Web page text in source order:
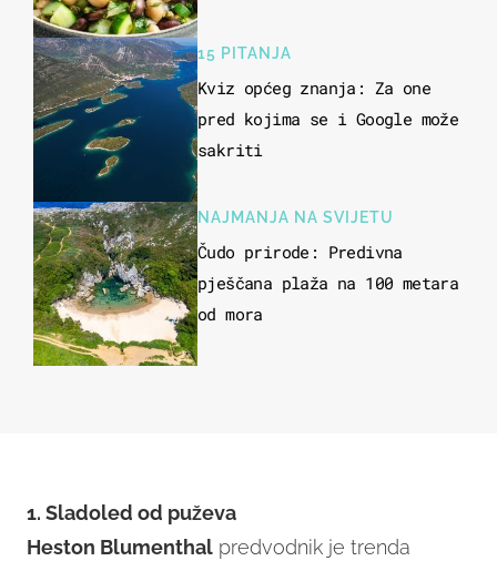
15 PITANJA
Kviz općeg znanja: Za one
pred kojima se i Google može
sakriti
NAJMANJA NA SVIJETU
Čudo prirode: Predivna
pješčana plaža na 100 metara
od mora
1. Sladoled od puževa
Heston Blumenthal predvodnik je trenda